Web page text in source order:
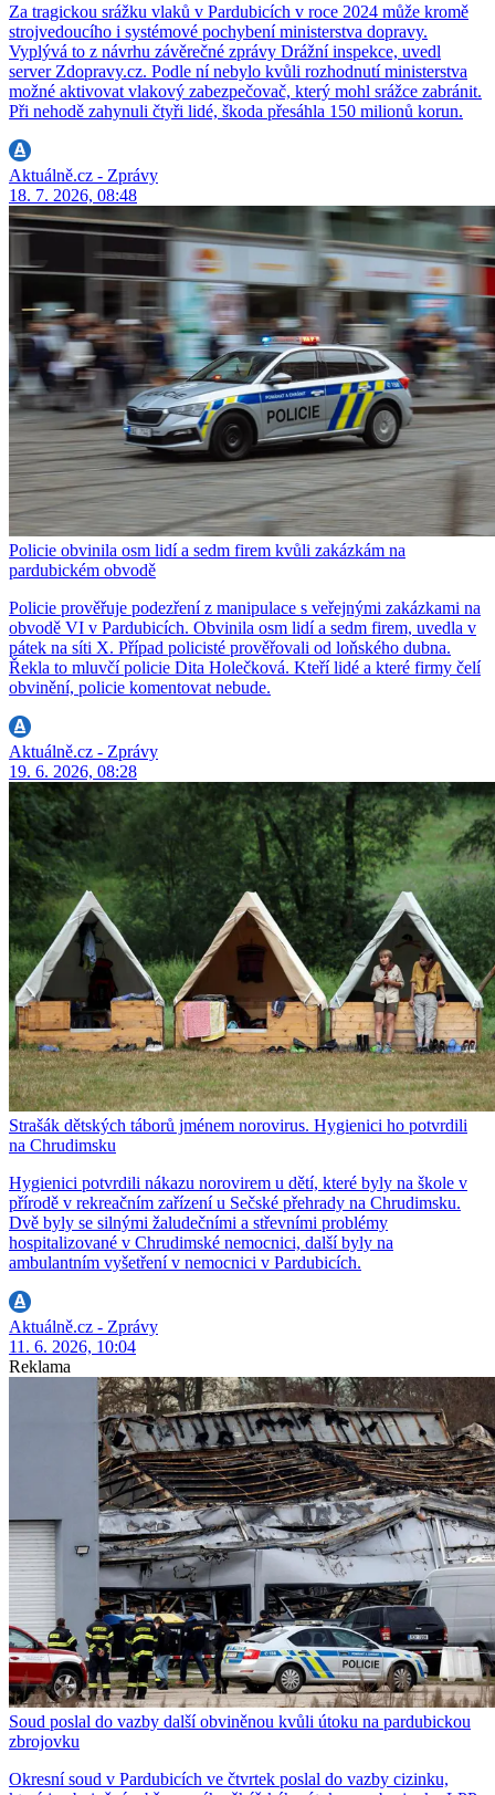
Za tragickou srážku vlaků v Pardubicích v roce 2024 může kromě
strojvedoucího i systémové pochybení ministerstva dopravy.
Vyplývá to z návrhu závěrečné zprávy Drážní inspekce, uvedl
server Zdopravy.cz. Podle ní nebylo kvůli rozhodnutí ministerstva
možné aktivovat vlakový zabezpečovač, který mohl srážce zabránit.
Při nehodě zahynuli čtyři lidé, škoda přesáhla 150 milionů korun.
Aktuálně.cz - Zprávy
18. 7. 2026, 08:48
Policie obvinila osm lidí a sedm firem kvůli zakázkám na
pardubickém obvodě
Policie prověřuje podezření z manipulace s veřejnými zakázkami na
obvodě VI v Pardubicích. Obvinila osm lidí a sedm firem, uvedla v
pátek na síti X. Případ policisté prověřovali od loňského dubna.
Řekla to mluvčí policie Dita Holečková. Kteří lidé a které firmy čelí
obvinění, policie komentovat nebude.
Aktuálně.cz - Zprávy
19. 6. 2026, 08:28
Strašák dětských táborů jménem norovirus. Hygienici ho potvrdili
na Chrudimsku
Hygienici potvrdili nákazu norovirem u dětí, které byly na škole v
přírodě v rekreačním zařízení u Sečské přehrady na Chrudimsku.
Dvě byly se silnými žaludečními a střevními problémy
hospitalizované v Chrudimské nemocnici, další byly na
ambulantním vyšetření v nemocnici v Pardubicích.
Aktuálně.cz - Zprávy
11. 6. 2026, 10:04
Reklama
Soud poslal do vazby další obviněnou kvůli útoku na pardubickou
zbrojovku
Okresní soud v Pardubicích ve čtvrtek poslal do vazby cizinku,